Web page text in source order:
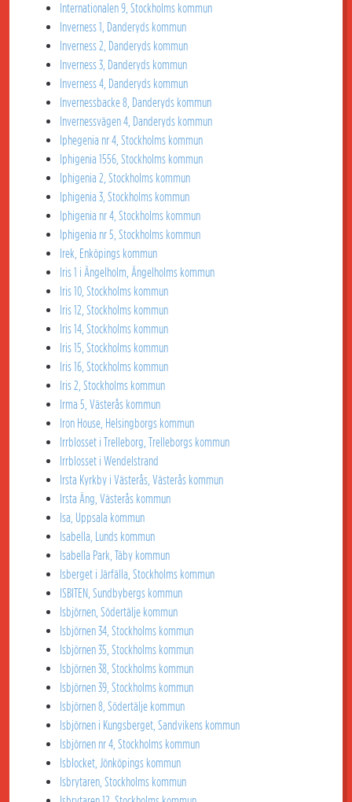
Internationalen 9, Stockholms kommun
Inverness 1, Danderyds kommun
Inverness 2, Danderyds kommun
Inverness 3, Danderyds kommun
Inverness 4, Danderyds kommun
Invernessbacke 8, Danderyds kommun
Invernessvägen 4, Danderyds kommun
Iphegenia nr 4, Stockholms kommun
Iphigenia 1556, Stockholms kommun
Iphigenia 2, Stockholms kommun
Iphigenia 3, Stockholms kommun
Iphigenia nr 4, Stockholms kommun
Iphigenia nr 5, Stockholms kommun
Irek, Enköpings kommun
Iris 1 i Ängelholm, Ängelholms kommun
Iris 10, Stockholms kommun
Iris 12, Stockholms kommun
Iris 14, Stockholms kommun
Iris 15, Stockholms kommun
Iris 16, Stockholms kommun
Iris 2, Stockholms kommun
Irma 5, Västerås kommun
Iron House, Helsingborgs kommun
Irrblosset i Trelleborg, Trelleborgs kommun
Irrblosset i Wendelstrand
Irsta Kyrkby i Västerås, Västerås kommun
Irsta Äng, Västerås kommun
Isa, Uppsala kommun
Isabella, Lunds kommun
Isabella Park, Täby kommun
Isberget i Järfälla, Stockholms kommun
ISBITEN, Sundbybergs kommun
Isbjörnen, Södertälje kommun
Isbjörnen 34, Stockholms kommun
Isbjörnen 35, Stockholms kommun
Isbjörnen 38, Stockholms kommun
Isbjörnen 39, Stockholms kommun
Isbjörnen 8, Södertälje kommun
Isbjörnen i Kungsberget, Sandvikens kommun
Isbjörnen nr 4, Stockholms kommun
Isblocket, Jönköpings kommun
Isbrytaren, Stockholms kommun